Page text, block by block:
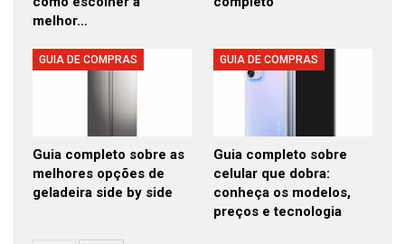
melhor…
GUIA DE COMPRAS
Guia completo sobre as
melhores opções de
geladeira side by side
GUIA DE COMPRAS
Guia completo sobre
celular que dobra:
conheça os modelos,
preços e tecnologia